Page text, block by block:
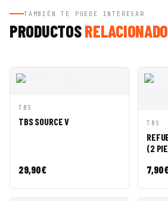
TAMBIÉN TE PUEDE INTERESAR
PRODUCTOS
VISTA
RÁPIDA
TBS
TBS SOURCE V
29,90€
VISTA
TBS
(2
7,90